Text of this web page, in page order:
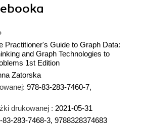
ebooka
Practitioner's Guide to Graph Data:
and Graph Technologies to
1st Edition
Zatorska
978-83-283-7460-7,
drukowanej : 2021-05-31
83-283-7468-3, 9788328374683